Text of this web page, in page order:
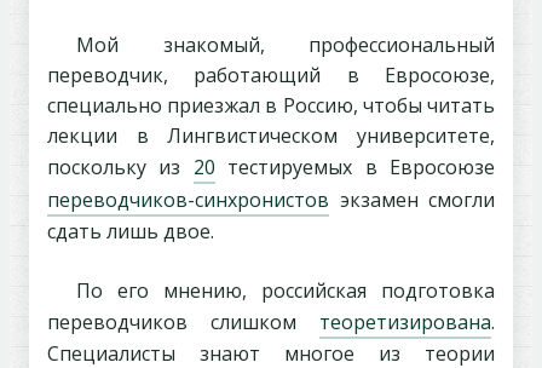
Мой знакомый, профессиональный
переводчик, работающий в Евросоюзе,
специально приезжал в Россию, чтобы читать
лекции в Лингвистическом университете,
поскольку из 20 тестируемых в Евросоюзе
переводчиков-синхронистов экзамен смогли
сдать лишь двое.
По его мнению, российская подготовка
переводчиков слишком теоретизирована.
Специалисты знают многое из теории